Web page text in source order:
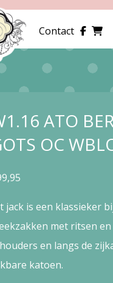
Contact
ATO
OC
jack is een klassieker
met ritsen
en langs de
katoen.